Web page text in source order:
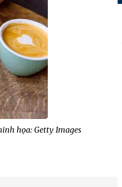
họa: Getty Images